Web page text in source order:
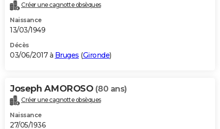
Créer une cagnotte obsèques
Naissance
13/03/1949
Décès
03/06/2017 à Bruges (Gironde)
Joseph AMOROSO (80 ans)
Créer une cagnotte obsèques
Naissance
27/05/1936